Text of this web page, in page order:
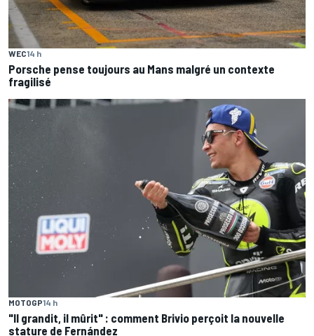
WEC14 h
Porsche pense toujours au Mans malgré un contexte
fragilisé
MOTOGP14 h
"Il grandit, il mûrit" : comment Brivio perçoit la nouvelle
stature de Fernández